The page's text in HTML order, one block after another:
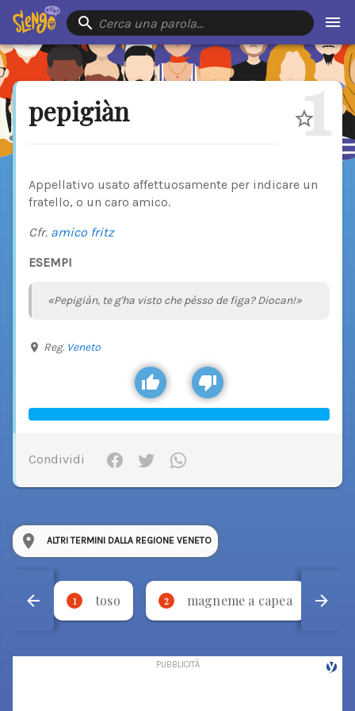
Cerca una parola…
pepigiàn 1
Appellativo usato affettuosamente per indicare un
fratello, o un caro amico.
Cfr. amico fritz
ESEMPI
«Pepigiàn, te g'ha visto che pèsso de figa? Diocan!»
Reg. Veneto
Condividi
ALTRI TERMINI DALLA REGIONE VENETO
1 toso 2 magneme a capea